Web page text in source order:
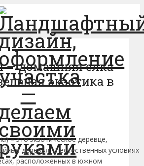
— домашняя елка
экзотика в
– это экзотическое деревце,
деревья. В естественных условиях
расположенных в южном